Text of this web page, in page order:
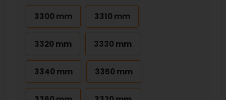
3300 mm 3310 mm
3320 mm 3330 mm
3340 mm 3350 mm